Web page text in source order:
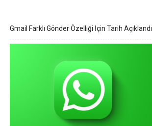
Gmail Farklı Gönder Özelliği İçin Tarih Açıklandı